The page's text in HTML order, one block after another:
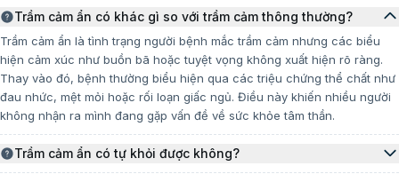
thượng thận (HPA), có thể làm tăng nồng độ các
hormone liên quan đến stress. Tình trạng này kéo
dài có thể ảnh hưởng đến chức năng não bộ và
góp phần thúc đẩy sự phát triển của trầm cảm.
Các sang chấn tâm lý kéo dài:Những trải nghiệm
tiêu cực như mất mát người thân, đổ vỡ trong các
mối quan hệ, áp lực công việc hoặc các biến cố
lớn trong cuộc sống có thể tác động đến sức
Trầm cảm ẩn có khác gì so với trầm cảm thông thường?
Trầm cảm ẩn là tình trạng người bệnh mắc trầm cảm nhưng các biểu
hiện cảm xúc như buồn bã hoặc tuyệt vọng không xuất hiện rõ ràng.
Thay vào đó, bệnh thường biểu hiện qua các triệu chứng thể chất như
đau nhức, mệt mỏi hoặc rối loạn giấc ngủ. Điều này khiến nhiều người
không nhận ra mình đang gặp vấn đề về sức khỏe tâm thần.
Trầm cảm ẩn có tự khỏi được không?
Trong đa số trường hợp, trầm cảm ẩn không tự biến mất hoàn toàn nếu